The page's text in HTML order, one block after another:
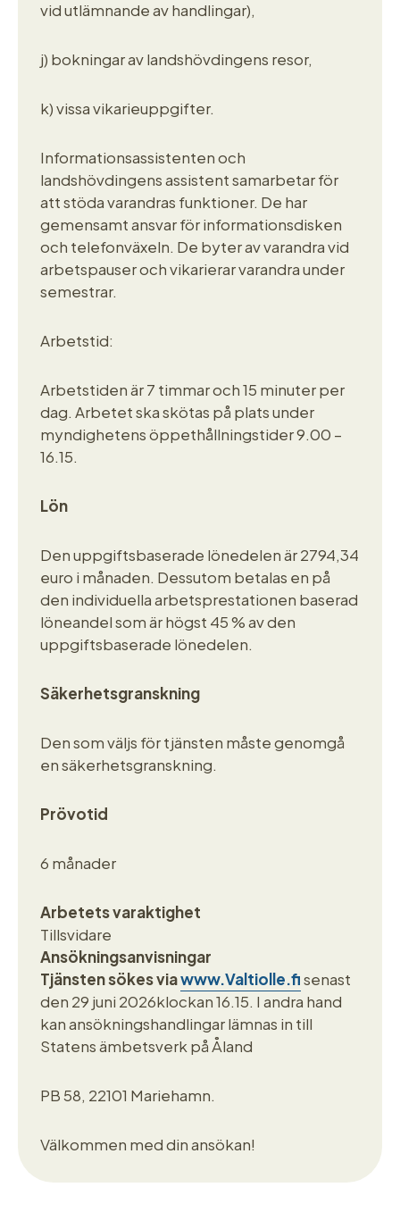
vid utlämnande av handlingar),
j) bokningar av landshövdingens resor,
k) vissa vikarieuppgifter.
Informationsassistenten och
landshövdingens assistent samarbetar för
att stöda varandras funktioner. De har
gemensamt ansvar för informationsdisken
och telefonväxeln. De byter av varandra vid
arbetspauser och vikarierar varandra under
semestrar.
Arbetstid:
Arbetstiden är 7 timmar och 15 minuter per
dag. Arbetet ska skötas på plats under
myndighetens öppethållningstider 9.00 –
16.15.
Lön
Den uppgiftsbaserade lönedelen är 2794,34
euro i månaden. Dessutom betalas en på
den individuella arbetsprestationen baserad
löneandel som är högst 45 % av den
uppgiftsbaserade lönedelen.
Säkerhetsgranskning
Den som väljs för tjänsten måste genomgå
en säkerhetsgranskning.
Prövotid
6 månader
Arbetets varaktighet
Tillsvidare
Ansökningsanvisningar
Tjänsten sökes viawww.Valtiolle.fisenast
den 29 juni 2026klockan 16.15. I andra hand
kan ansökningshandlingar lämnas in till
Statens ämbetsverk på Åland
PB 58, 22101 Mariehamn.
Välkommen med din ansökan!